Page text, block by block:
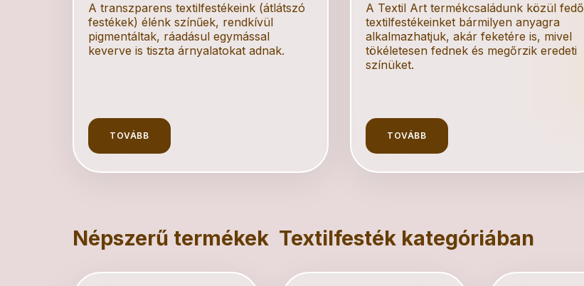
A transzparens textilfestékeink (átlátszó
festékek) élénk színűek, rendkívül
pigmentáltak, ráadásul egymással
keverve is tiszta árnyalatokat adnak.
TOVÁBB
A Textil Art termékcsaládunk közül fedő
textilfestékeinket bármilyen anyagra
alkalmazhatjuk, akár feketére is, mivel
tökéletesen fednek és megőrzik eredeti
színüket.
TOVÁBB
Népszerű termékek Textilfesték kategóriában